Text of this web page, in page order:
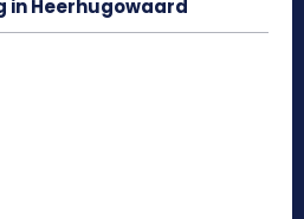
in Heerhugowaard